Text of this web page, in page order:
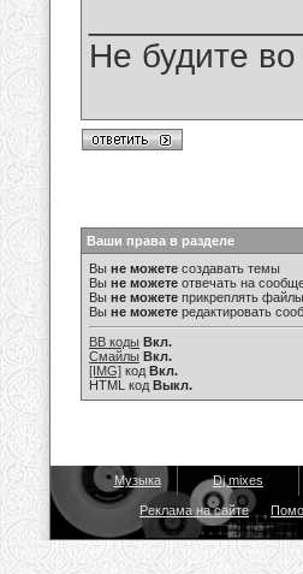
Не будите
Ваши права в разделе
Вы не можете создавать темы
Вы не можете отвечать на
Вы не можете прикреплять файлы
Вы не можете редактировать
BB коды Вкл.
Смайлы Вкл.
[IMG] код Вкл.
HTML код Выкл.
Музыка Dj mixes
Реклама на сайте